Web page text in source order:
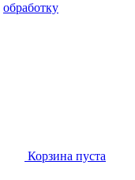
обработку
Корзина пуста